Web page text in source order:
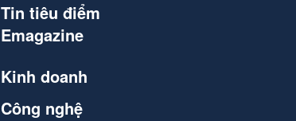
Tin tiêu điểm
Emagazine
Kinh doanh
Công nghệ